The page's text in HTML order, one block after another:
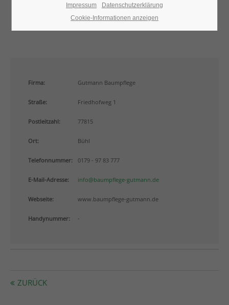
San Francisco, CA 94102
info@yourdomain.com
About us
Lorem ipsum dolor sit amet, consectetuer adipiscing
elit.
Aenean commodo ligula eget dolor. Aenean massa.
parturient montes, nascetur ridiculus mus. Donec
Firma: Gutmann Baumpflege
Straße: Friedhofweg 1
Postleitzahl: 77815
Ort: Bühl
Telefonnummer: 0179 - 97 83 777
E-Mail-Adresse: info@baumpflege-gutmann.de
Webseite: www.baumpflege-gutmann.de
Handynummer: -
ZURÜCK
Impressum
Datenschutzerklärung
Cookie-Informationen anzeigen